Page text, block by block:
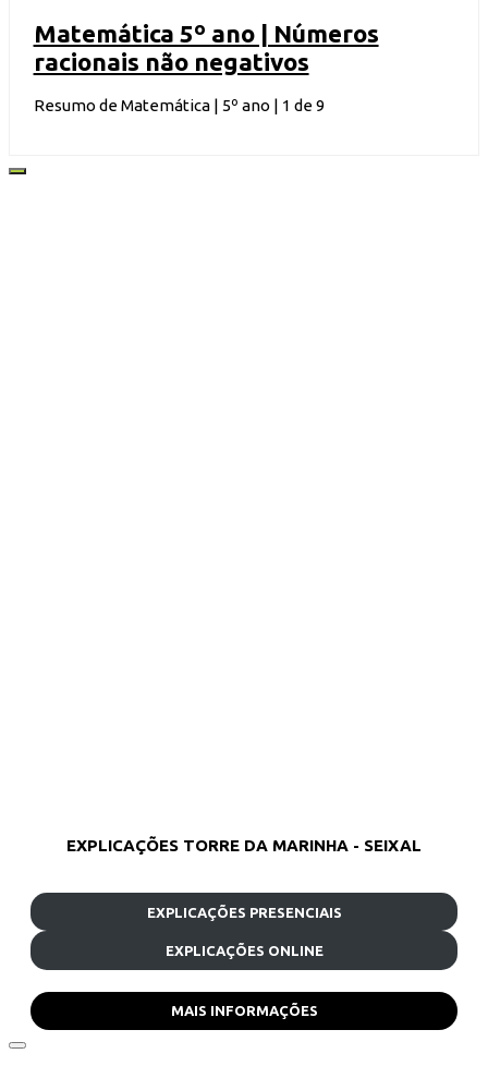
Matemática 5º ano | Números
racionais não negativos
Resumo de Matemática | 5º ano | 1 de 9
EXPLICAÇÕES TORRE DA MARINHA - SEIXAL
EXPLICAÇÕES PRESENCIAIS
EXPLICAÇÕES ONLINE
MAIS INFORMAÇÕES